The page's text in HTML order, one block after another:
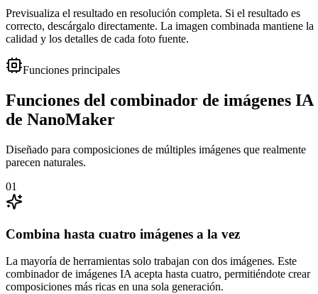
Previsualiza el resultado en resolución completa. Si el resultado es
correcto, descárgalo directamente. La imagen combinada mantiene la
calidad y los detalles de cada foto fuente.
Funciones principales
Funciones del combinador de imágenes IA
de NanoMaker
Diseñado para composiciones de múltiples imágenes que realmente
parecen naturales.
01
Combina hasta cuatro imágenes a la vez
La mayoría de herramientas solo trabajan con dos imágenes. Este
combinador de imágenes IA acepta hasta cuatro, permitiéndote crear
composiciones más ricas en una sola generación.